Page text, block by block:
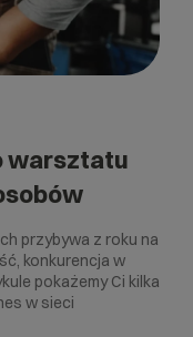
warsztatu
przybywa z roku na
konkurencja w
pokażemy Ci kilka
w sieci